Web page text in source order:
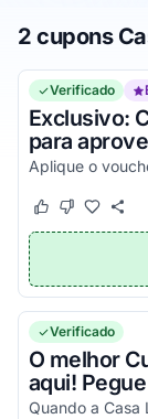
2 cupons
Verificado
Exclusivo:
para
Este cupom
Este cupom
Verificado
O melhor
aqui!